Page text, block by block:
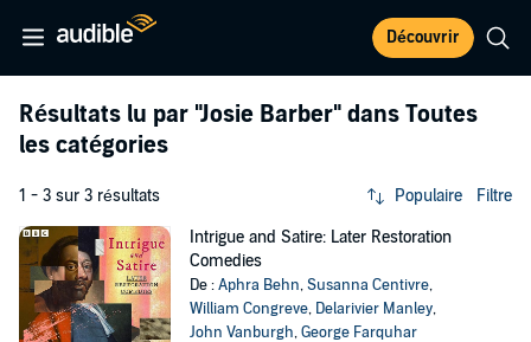
Découvrir
Résultats lu par "Josie Barber" dans Toutes
les catégories
1 - 3 sur 3 résultats Populaire Filtre
Intrigue and Satire: Later Restoration
Comedies
De :Aphra Behn,Susanna Centivre,
William Congreve, Delarivier Manley,
John Vanburgh,George Farquhar